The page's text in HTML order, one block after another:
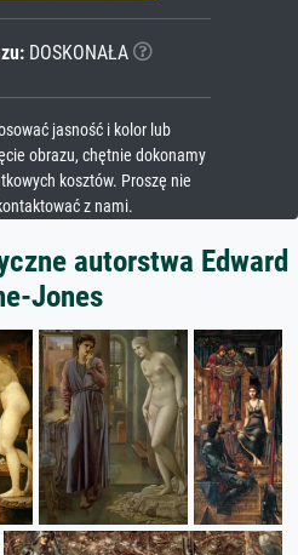
DOSKONAŁA
jasność i kolor lub
obrazu, chętnie dokonamy
kosztów. Proszę nie
z nami.
autorstwa Edward
Jones